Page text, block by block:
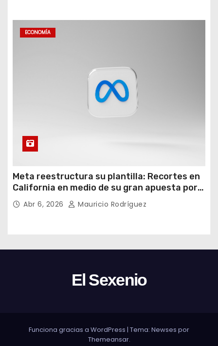
ECONOMÍA
Meta reestructura su plantilla: Recortes en
California en medio de su gran apuesta por
la IAAbr 6, 2026 Mauricio Rodríguez
El Sexenio
Funciona gracias a WordPress | Tema: Newses por
Themeansar.